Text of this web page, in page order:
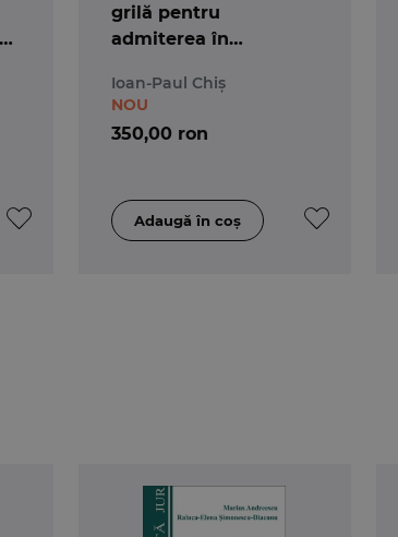
grilă pentru
admiterea în
avocatură. Ediția a 7-a
Ioan-Paul Chiș
350,00 ron
NOU